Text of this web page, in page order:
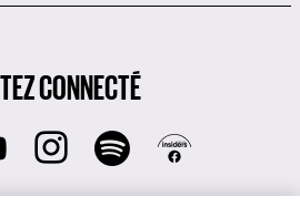
CONNECTÉ